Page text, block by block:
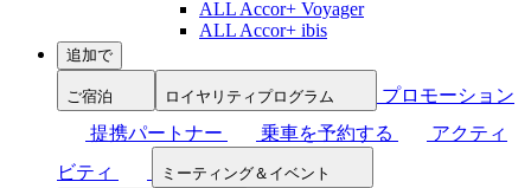
ALL Accor+ Voyager
ALL Accor+ ibis
追加で
ご宿泊 ロイヤリティプログラム
プロモーション
提携パートナー
乗車を予約する
アクティ
ビティ
ミーティング＆イベント